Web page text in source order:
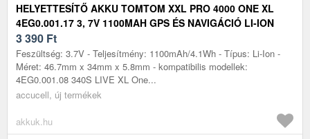
HELYETTESÍTŐ AKKU TOMTOM XXL PRO 4000 ONE XL
4EG0.001.17 3, 7V 1100MAH GPS ÉS NAVIGÁCIÓ LI-ION
3 390 Ft
Feszültség: 3.7V - Teljesítmény: 1100mAh/4.1Wh - Típus: Li-Ion -
Méret: 46.7mm x 34mm x 5.8mm - kompatibilis modellek:
4EG0.001.08 340S LIVE XL One...
accucell, új termékek
akkuk.hu